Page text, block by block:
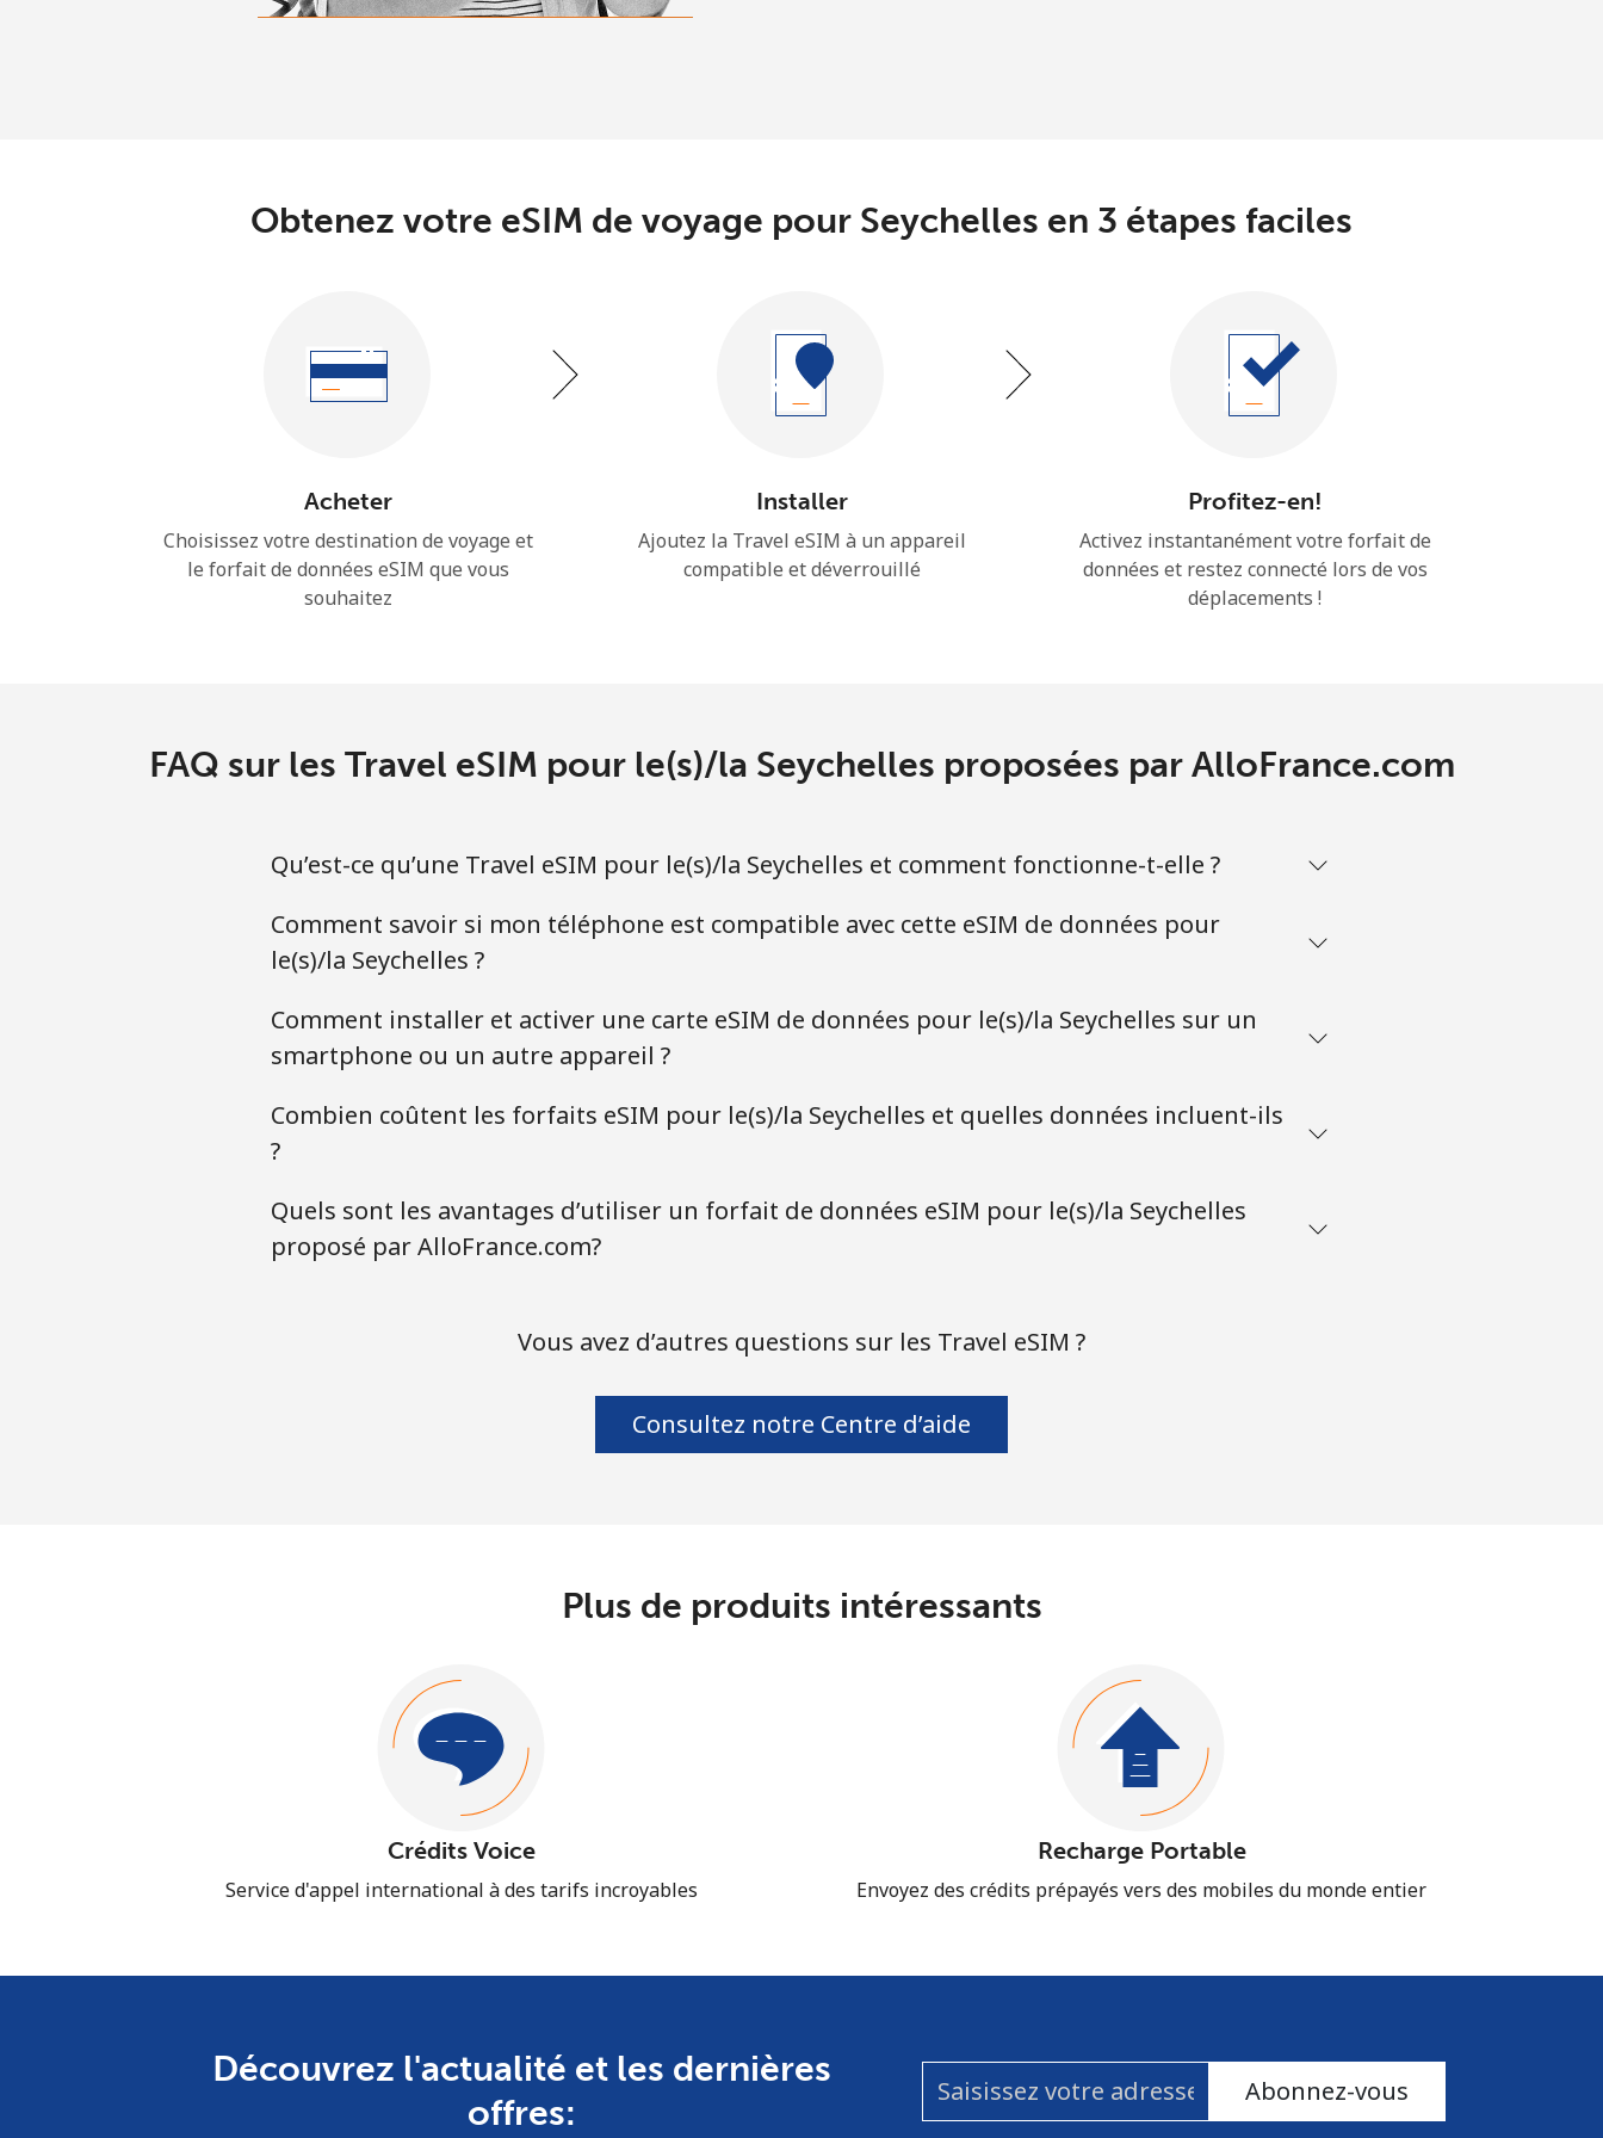
Obtenez votre eSIM de voyage pour Seychelles en 3 étapes faciles
Acheter
Choisissez votre destination de voyage et
le forfait de données eSIM que vous
souhaitez
Installer
Ajoutez la Travel eSIM à un appareil
compatible et déverrouillé
Profitez-en!
Activez instantanément votre forfait de
données et restez connecté lors de vos
déplacements !
FAQ sur les Travel eSIM pour le(s)/la Seychelles proposées par AlloFrance.com
Qu’est-ce qu’une Travel eSIM pour le(s)/la Seychelles et comment fonctionne-t-elle ?
Comment savoir si mon téléphone est compatible avec cette eSIM de données pour
le(s)/la Seychelles ?
Comment installer et activer une carte eSIM de données pour le(s)/la Seychelles sur un
smartphone ou un autre appareil ?
Combien coûtent les forfaits eSIM pour le(s)/la Seychelles et quelles données incluent-ils
?
Quels sont les avantages d’utiliser un forfait de données eSIM pour le(s)/la Seychelles
proposé par AlloFrance.com?
Vous avez d’autres questions sur les Travel eSIM ?
Consultez notre Centre d’aide
Plus de produits intéressants
Crédits Voice
Service d'appel international à des tarifs incroyables
Recharge Portable
Envoyez des crédits prépayés vers des mobiles du monde entier
Découvrez l'actualité et les dernières
offres:
Abonnez-vous